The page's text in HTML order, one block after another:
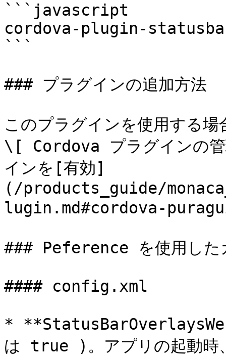
```javascript
cordova-plugin-
```
### プラグインの追加方法
このプラグインを使用する
\[ Cordova プラグインの
インを[有効]
(/products_guide/
lugin.md#cordova-
### Peference を使用した
#### config.xml
*
は true )。アプリの起動時